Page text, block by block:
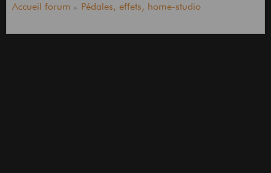
Accueil forum Pédales, effets, home-studio